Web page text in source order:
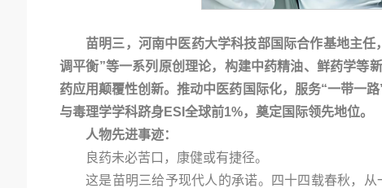
苗明三，河南中医药大学科技部国际合作基地主
调平衡”等一系列原创理论，构建中药精油、鲜药学等
药应用颠覆性创新。推动中医药国际化，服务“一带一
与毒理学学科跻身ESI全球前1%，奠定国际领先地位。
人物先进事迹：
良药未必苦口，康健或有捷径。
这是苗明三给予现代人的承诺。四十四载春秋，从